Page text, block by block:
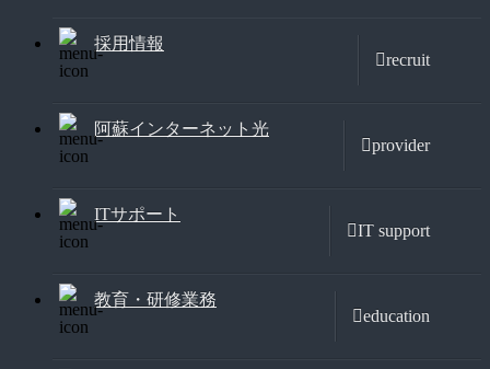
採用情報
recruit
阿蘇インターネット光
provider
ITサポート
IT support
教育・研修業務
education